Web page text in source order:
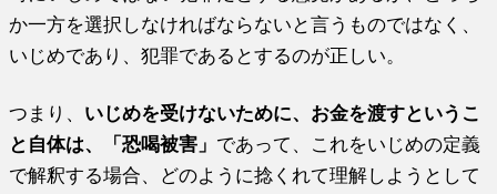
か一方を選択しなければならないと言うものではなく、
いじめであり、犯罪であるとするのが正しい。
つまり、 いじめを受けないために、お金を渡すというこ
と自体は、「恐喝被害」 であって、これをいじめの定義
で解釈する場合、どのように捻くれて理解しようとして